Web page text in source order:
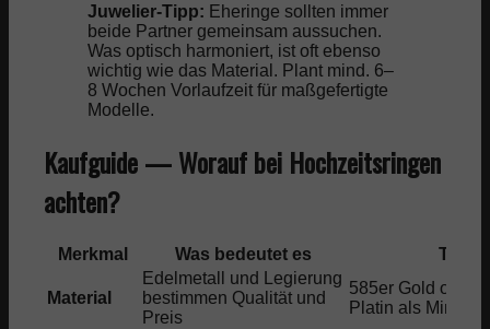
Juwelier-Tipp: Eheringe sollten immer
beide Partner gemeinsam aussuchen.
Was optisch harmoniert, ist oft ebenso
wichtig wie das Material. Plant mind. 6–
8 Wochen Vorlaufzeit für maßgefertigte
Modelle.
Kaufguide — Worauf bei Hochzeitsringen
achten?
Merkmal Was bedeutet es Tipp
Material
Edelmetall und Legierung
bestimmen Qualität und
Preis
585er Gold oder
Platin als